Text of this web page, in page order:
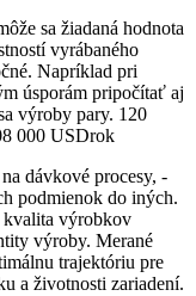
sa žiadaná hodnota
vyrábaného
Napríklad pri
úsporám pripočítať aj
výroby pary. 120
000 USDrok
dávkové procesy,
podmienok do iných.
kvalita výrobkov
výroby. Merané
trajektóriu pre
a životnosti zariadení.